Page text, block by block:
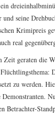
und seine
Krimipreis
real
geraten die
zu werden.
Betrachter-